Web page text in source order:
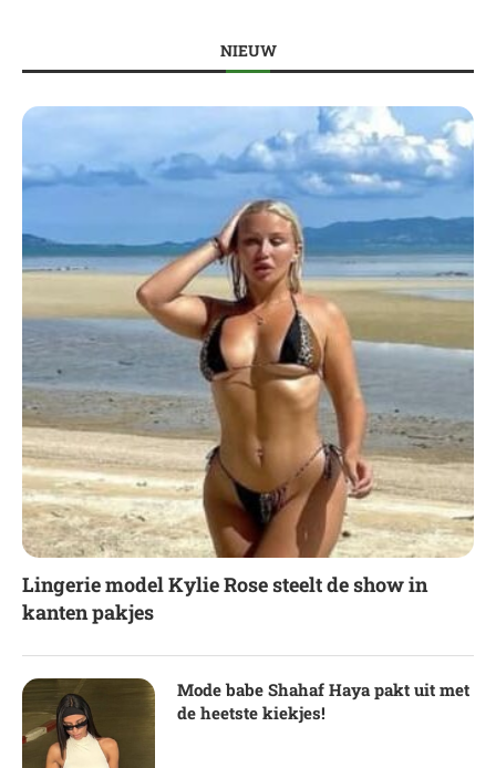
NIEUW
Lingerie model Kylie Rose steelt de show in
kanten pakjes
Mode babe Shahaf Haya pakt uit met
de heetste kiekjes!